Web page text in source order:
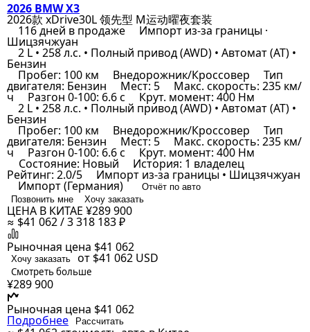
2026 BMW X3
2026款 xDrive30L 领先型 M运动曜夜套装
116 дней в продаже Импорт из-за границы ·
Шицзячжуан
2 L • 258 л.с. • Полный привод (AWD) • Автомат (AT) •
Бензин
Пробег: 100 км Внедорожник/Кроссовер Тип
двигателя: Бензин Мест: 5 Макс. скорость: 235 км/
ч Разгон 0-100: 6.6 с Крут. момент: 400 Нм
2 L • 258 л.с. • Полный привод (AWD) • Автомат (AT) •
Бензин
Пробег: 100 км Внедорожник/Кроссовер Тип
двигателя: Бензин Мест: 5 Макс. скорость: 235 км/
ч Разгон 0-100: 6.6 с Крут. момент: 400 Нм
Состояние: Новый История: 1 владелец
Рейтинг: 2.0/5 Импорт из-за границы • Шицзячжуан
Импорт (Германия)
Отчёт по авто
Позвонить мне
Хочу заказать
ЦЕНА В КИТАЕ ¥289 900
≈ $41 062 / 3 318 183 ₽
Рыночная цена $41 062
Хочу заказать от $41 062 USD
Смотреть больше
¥289 900
Рыночная цена $41 062
Подробнее Рассчитать